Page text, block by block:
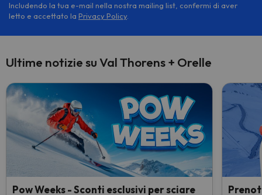
Includendo la tua e-mail nella nostra mailing list, confermi di aver
letto e accettato la Privacy Policy.
Ultime notizie su Val Thorens + Orelle
Pow Weeks - Sconti esclusivi per sciare